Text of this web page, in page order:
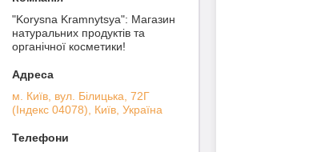
"Korysna Kramnytsya": Магазин
натуральних продуктів та
органічної косметики!
м. Київ, вул. Білицька, 72Г
(Індекс 04078), Київ, Україна